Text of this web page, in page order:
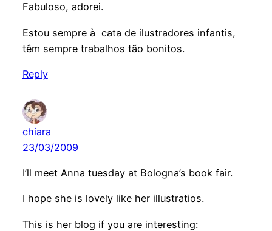
Fabuloso, adorei.
Estou sempre à cata de ilustradores infantis,
têm sempre trabalhos tão bonitos.
Reply
chiara
23/03/2009
I’ll meet Anna tuesday at Bologna’s book fair.
I hope she is lovely like her illustratios.
This is her blog if you are interesting: